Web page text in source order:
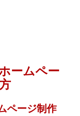
ームペー
ページ制作